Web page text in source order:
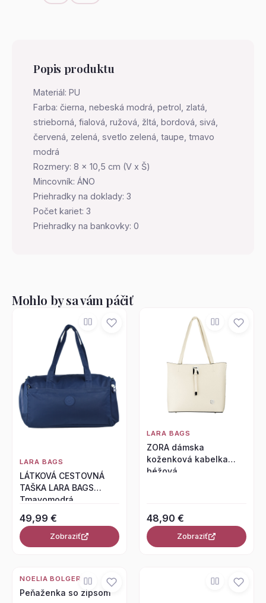
Popis produktu
Materiál: PU
Farba: čierna, nebeská modrá, petrol, zlatá,
strieborná, fialová, ružová, žltá, bordová, sivá,
červená, zelená, svetlo zelená, taupe, tmavo
modrá
Rozmery: 8 x 10,5 cm (V x Š)
Mincovník: ÁNO
Priehradky na doklady: 3
Počet kariet: 3
Priehradky na bankovky: 0
Mohlo by sa vám páčiť
LARA BAGS
LÁTKOVÁ CESTOVNÁ
TAŠKA LARA BAGS
Tmavomodrá
49,99 €
Zobraziť
LARA BAGS
ZORA dámska
koženková kabelka
béžová
48,90 €
Zobraziť
NOELIA BOLGER
Peňaženka so zipsom